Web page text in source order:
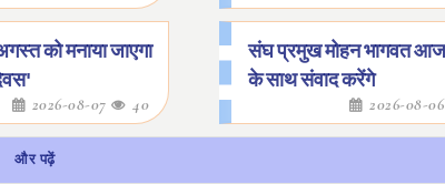
को मनाया जाएगा
2026-08-07 40
संघ प्रमुख मोहन भागवत आज
के साथ संवाद करेंगे
2026-08-06
और पढ़ें